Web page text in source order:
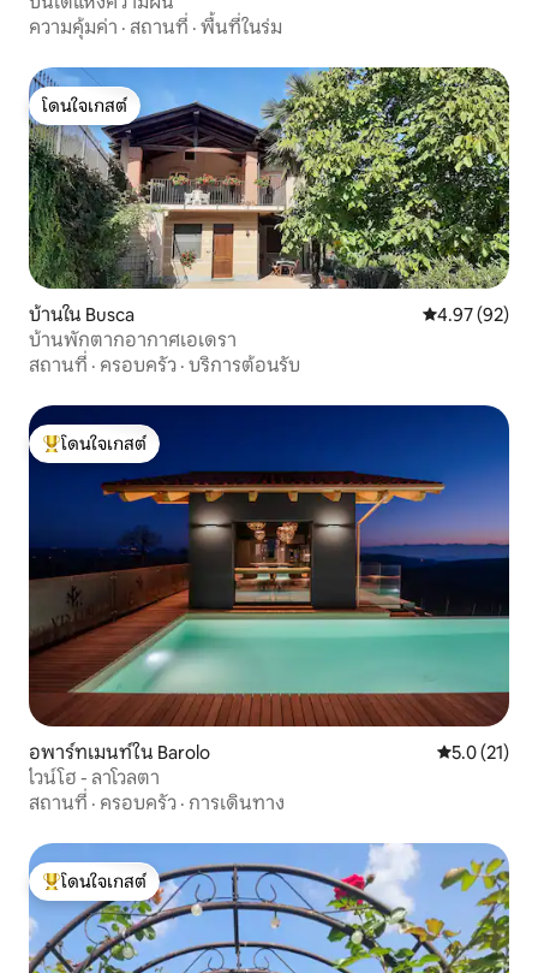
ความคุ้มค่า · สถานที่ · พื้นที่ในร่ม
โดนใจเกสต์
โดนใจเกสต์
บ้านใน Busca คะแนนเฉลี่ย
4.97 (92)
บ้านพักตากอากาศเอเดรา
สถานที่ · ครอบครัว · บริการต้อนรับ
โดนใจเกสต์ที่สุด
โดนใจเกสต์
อพาร์ทเมนท์ใน Barolo คะแนนเฉลี่ย
5.0 (21)
ไวน์โฮ - ลาโวลตา
สถานที่ · ครอบครัว · การเดินทาง
โดนใจเกสต์ที่สุด
โดนใจเกสต์